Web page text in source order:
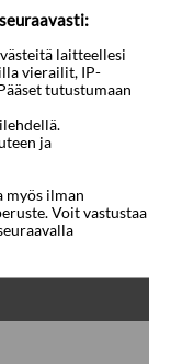
Kokonaishinta€2.735
€1.368
laitteellesi
vierailit, IP-
tutustumaan
ja
myös ilman
Voit vastustaa